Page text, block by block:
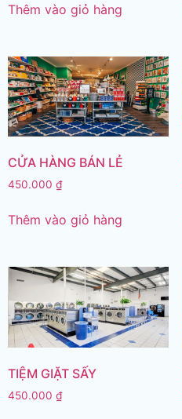
Thêm vào giỏ hàng
CỬA HÀNG BÁN LẺ
450.000 ₫
Thêm vào giỏ hàng
TIỆM GIẶT SẤY
450.000 ₫